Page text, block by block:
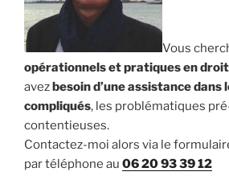
Vous
opérationnels et pratiques en
avezbesoin d’une assistance dans
compliqués, les problématiques
contentieuses.
Contactez-moi alors via le
par téléphone au 06 20 93 39 12